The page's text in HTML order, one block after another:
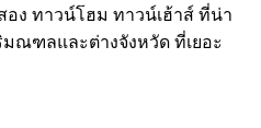
ง ทาวน์โฮม ทาวน์เฮ้าส์ ที่น่า
มณฑลและต่างจังหวัด ที่เยอะ